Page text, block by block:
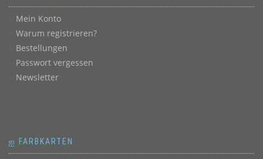
Mein Konto
Warum registrieren?
Bestellungen
Passwort vergessen
Newsletter
ஐ FARBKARTEN